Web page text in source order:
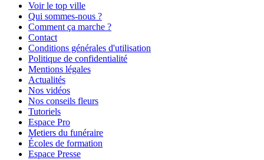
Voir le top ville
Qui sommes-nous ?
Comment ça marche ?
Contact
Conditions générales d'utilisation
Politique de confidentialité
Mentions légales
Actualités
Nos vidéos
Nos conseils fleurs
Tutoriels
Espace Pro
Metiers du funéraire
Écoles de formation
Espace Presse